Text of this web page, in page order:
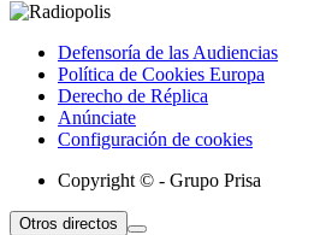
Defensoría de las Audiencias
Política de Cookies Europa
Derecho de Réplica
Anúnciate
Configuración de cookies
Copyright © - Grupo Prisa
Otros directos